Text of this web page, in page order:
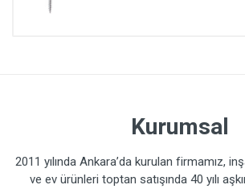
Kurumsal
2011 yılında Ankara’da kurulan firmamız,
ve ev ürünleri toptan satışında 40 yılı